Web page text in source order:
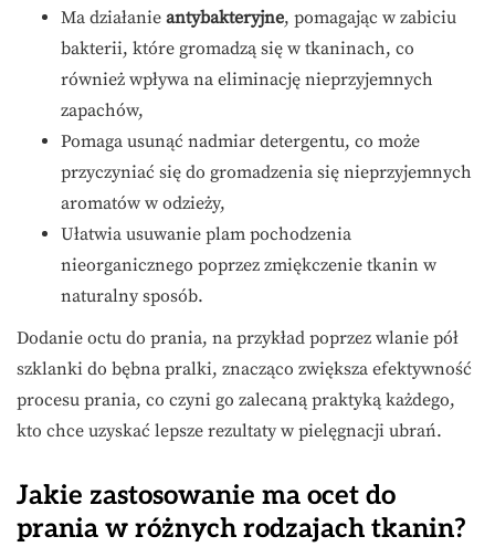
Ma działanie antybakteryjne, pomagając w zabiciu
bakterii, które gromadzą się w tkaninach, co
również wpływa na eliminację nieprzyjemnych
zapachów,
Pomaga usunąć nadmiar detergentu, co może
przyczyniać się do gromadzenia się nieprzyjemnych
aromatów w odzieży,
Ułatwia usuwanie plam pochodzenia
nieorganicznego poprzez zmiękczenie tkanin w
naturalny sposób.
Dodanie octu do prania, na przykład poprzez wlanie pół
szklanki do bębna pralki, znacząco zwiększa efektywność
procesu prania, co czyni go zalecaną praktyką każdego,
kto chce uzyskać lepsze rezultaty w pielęgnacji ubrań.
Jakie zastosowanie ma ocet do
prania w różnych rodzajach tkanin?